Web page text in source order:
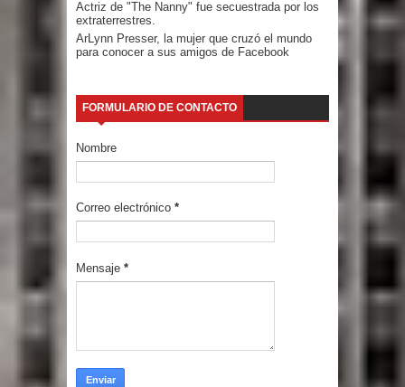
Actriz de "The Nanny" fue secuestrada por los
extraterrestres.
ArLynn Presser, la mujer que cruzó el mundo
para conocer a sus amigos de Facebook
FORMULARIO DE CONTACTO
Nombre
Correo electrónico *
Mensaje *